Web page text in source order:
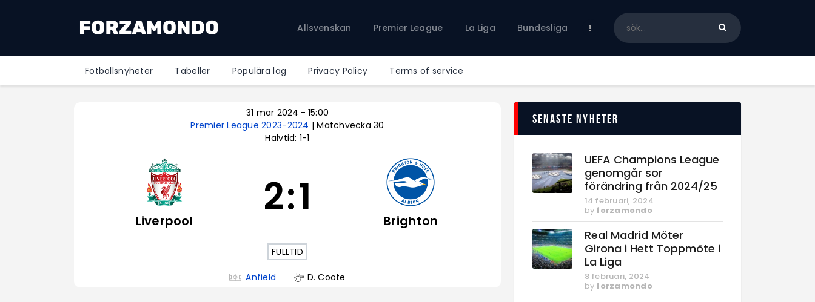
Allsvenskan Premier League La Liga Bundesliga
Fotbollsnyheter Tabeller Populära lag Privacy Policy Terms of service
Premier League
La Liga
Bundesliga
Ligue 1
31 mar 2024 - 15:00
Premier League 2023-2024 | Matchvecka 30
Halvtid: 1-1
Liverpool 2:1 Brighton
FULLTID
Anfield D. Coote
Senaste nyheter
UEFA Champions League
genomgår sor
förändring från 2024/25
14 februari, 2024
by forzamondo
Real Madrid Möter
Girona i Hett Toppmöte i
La Liga
8 februari, 2024
by forzamondo